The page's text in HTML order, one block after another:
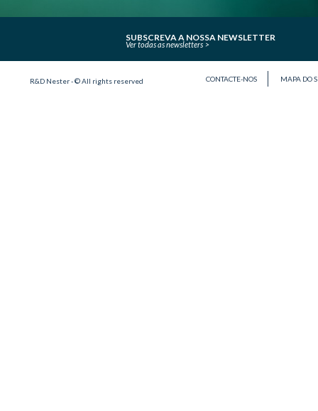
SUBSCREVA A NOSSA NEWSLETTER
Ver todas as newsletters
R&D Nester - © All rights reserved CONTACTE-NOS MAPA DO